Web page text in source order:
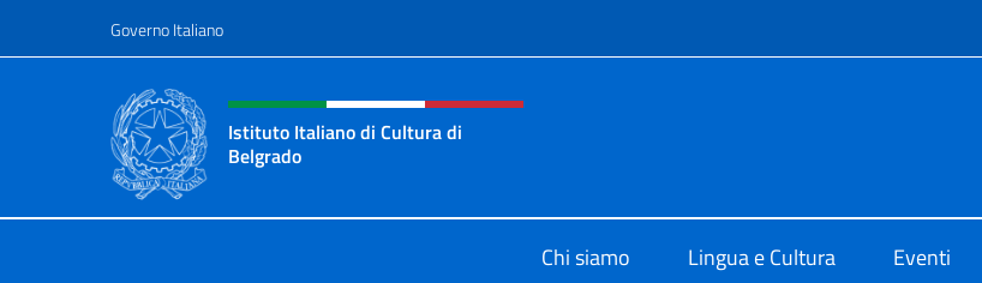
Governo Italiano
Intestazione sito, social e menù
Istituto Italiano di Cultura di
Belgrado
Chi siamo Lingua e Cultura Eventi